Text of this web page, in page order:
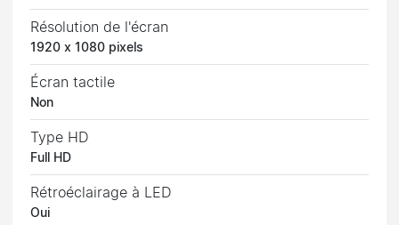
Résolution de l'écran
1920 x 1080 pixels
Écran tactile
Non
Type HD
Full HD
Rétroéclairage à LED
Oui